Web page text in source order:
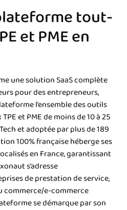
tout-
et PME en
une solution SaaS complète
pour des entrepreneurs,
l’ensemble des outils
et PME de moins de 10 à 25
et adoptée par plus de 189
100% française héberge ses
en France, garantissant
s’adresse
de prestation de service,
commerce/e-commerce
se démarque par son